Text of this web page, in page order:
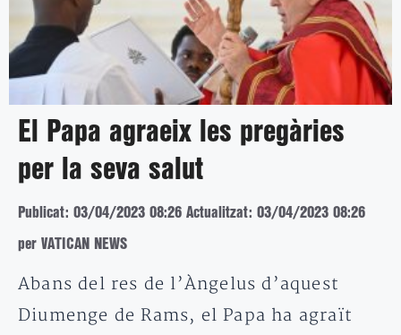
El Papa agraeix les pregàries
per la seva salut
Publicat: 03/04/2023 08:26 Actualitzat: 03/04/2023 08:26
per VATICAN NEWS
Abans del res de l’Àngelus d’aquest
Diumenge de Rams, el Papa ha agraït